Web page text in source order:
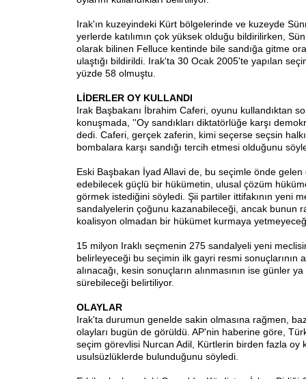
Irak'ın kuzeyindeki Kürt bölgelerinde ve kuzeyde
yerlerde katılımın çok yüksek olduğu bildirilirken,
olarak bilinen Felluce kentinde bile sandığa gitme
ulaştığı bildirildi. Irak'ta 30 Ocak 2005'te yapılan
yüzde 58 olmuştu.
LİDERLER OY KULLANDI
Irak Başbakanı İbrahim Caferi, oyunu kullandıktan
konuşmada, ''Oy sandıkları diktatörlüğe karşı
dedi. Caferi, gerçek zaferin, kimi seçerse seçsin
bombalara karşı sandığı tercih etmesi olduğunu
Eski Başbakan İyad Allavi de, bu seçimle önde gelen
edebilecek güçlü bir hükümetin, ulusal çözüm
görmek istediğini söyledi. Şii partiler ittifakının yeni
sandalyelerin çoğunu kazanabileceği, ancak bunun
koalisyon olmadan bir hükümet kurmaya
15 milyon Iraklı seçmenin 275 sandalyeli yeni
belirleyeceği bu seçimin ilk gayri resmi sonuçlarının
alınacağı, kesin sonuçların alınmasının ise günler
sürebileceği belirtiliyor.
OLAYLAR
Irak'ta durumun genelde sakin olmasına rağmen,
olayları bugün de görüldü. AP'nin haberine göre,
seçim görevlisi Nurcan Adil, Kürtlerin birden fazla oy
usulsüzlüklerde bulunduğunu söyledi.